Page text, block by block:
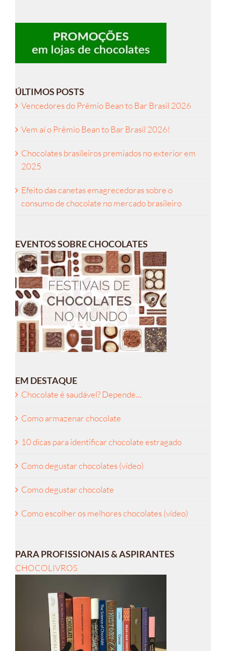
ÚLTIMOS POSTS
Vencedores do Prêmio Bean to Bar Brasil 2026
Vem aí o Prêmio Bean to Bar Brasil 2026!
Chocolates brasileiros premiados no exterior em
2025
Efeito das canetas emagrecedoras sobre o
consumo de chocolate no mercado brasileiro
EVENTOS SOBRE CHOCOLATES
EM DESTAQUE
Chocolate é saudável? Depende…
Como armazenar chocolate
10 dicas para identificar chocolate estragado
Como degustar chocolates (vídeo)
Como degustar chocolate
Como escolher os melhores chocolates (vídeo)
PARA PROFISSIONAIS & ASPIRANTES
CHOCOLIVROS